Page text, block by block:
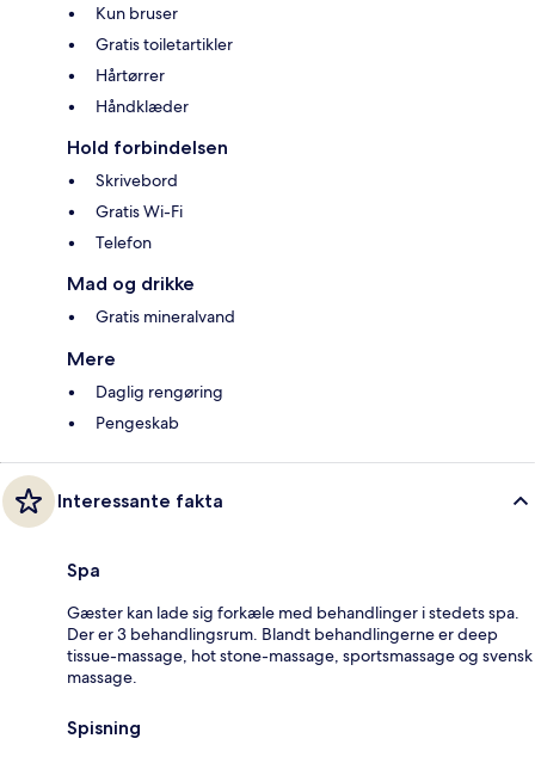
Kun bruser
Gratis toiletartikler
Hårtørrer
Håndklæder
Hold forbindelsen
Skrivebord
Gratis Wi-Fi
Telefon
Mad og drikke
Gratis mineralvand
Mere
Daglig rengøring
Pengeskab
Interessante fakta
Spa
Gæster kan lade sig forkæle med behandlinger i stedets spa.
Der er 3 behandlingsrum. Blandt behandlingerne er deep
tissue-massage, hot stone-massage, sportsmassage og svensk
massage.
Spisning